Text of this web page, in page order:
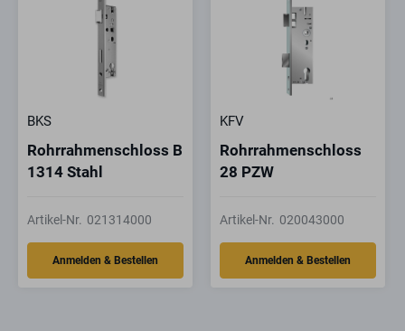
BKS
Rohrrahmenschloss B
1314 Stahl
Artikel-Nr. 021314000
KFV
Rohrrahmenschloss
28 PZW
Artikel-Nr. 020043000